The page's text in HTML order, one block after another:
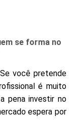
se forma no
você pretende
é muito
pena investir no
espera por